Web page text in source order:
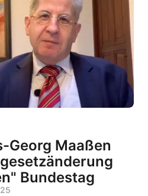
Georg Maaßen
Bundestag